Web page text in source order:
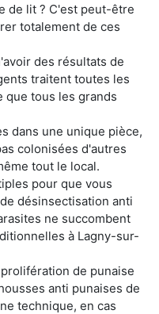
de lit ? C'est peut-être
totalement de ces
des résultats de
traitent toutes les
que tous les grands
dans une unique pièce,
colonisées d'autres
tout le local.
pour que vous
désinsectisation anti
ne succombent
à Lagny-sur-
de punaise
anti punaises de
technique, en cas